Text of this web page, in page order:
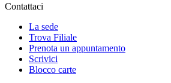
Contattaci
La sede
Trova Filiale
Prenota un appuntamento
Scrivici
Blocco carte